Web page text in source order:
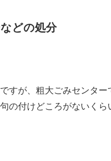
どの処分
すが、粗大ごみセンタ
の付けどころがないくら